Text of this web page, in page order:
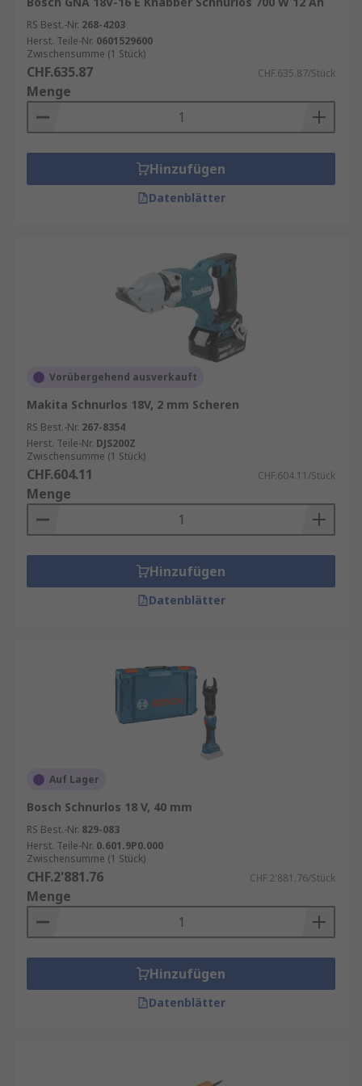
RS Best.-Nr. 268-4203
Herst. Teile-Nr. 0601529600
Zwischensumme (1 Stück)
CHF.635.87 CHF.635.87/Stück
Menge
Hinzufügen
Datenblätter
Vorübergehend ausverkauft
Makita Schnurlos 18V, 2 mm Scheren
RS Best.-Nr. 267-8354
Herst. Teile-Nr. DJS200Z
Zwischensumme (1 Stück)
CHF.604.11 CHF.604.11/Stück
Menge
Hinzufügen
Datenblätter
Auf Lager
Bosch Schnurlos 18 V, 40 mm
RS Best.-Nr. 829-083
Herst. Teile-Nr. 0.601.9P0.000
Zwischensumme (1 Stück)
CHF.2'881.76 CHF.2'881.76/Stück
Menge
Hinzufügen
Datenblätter